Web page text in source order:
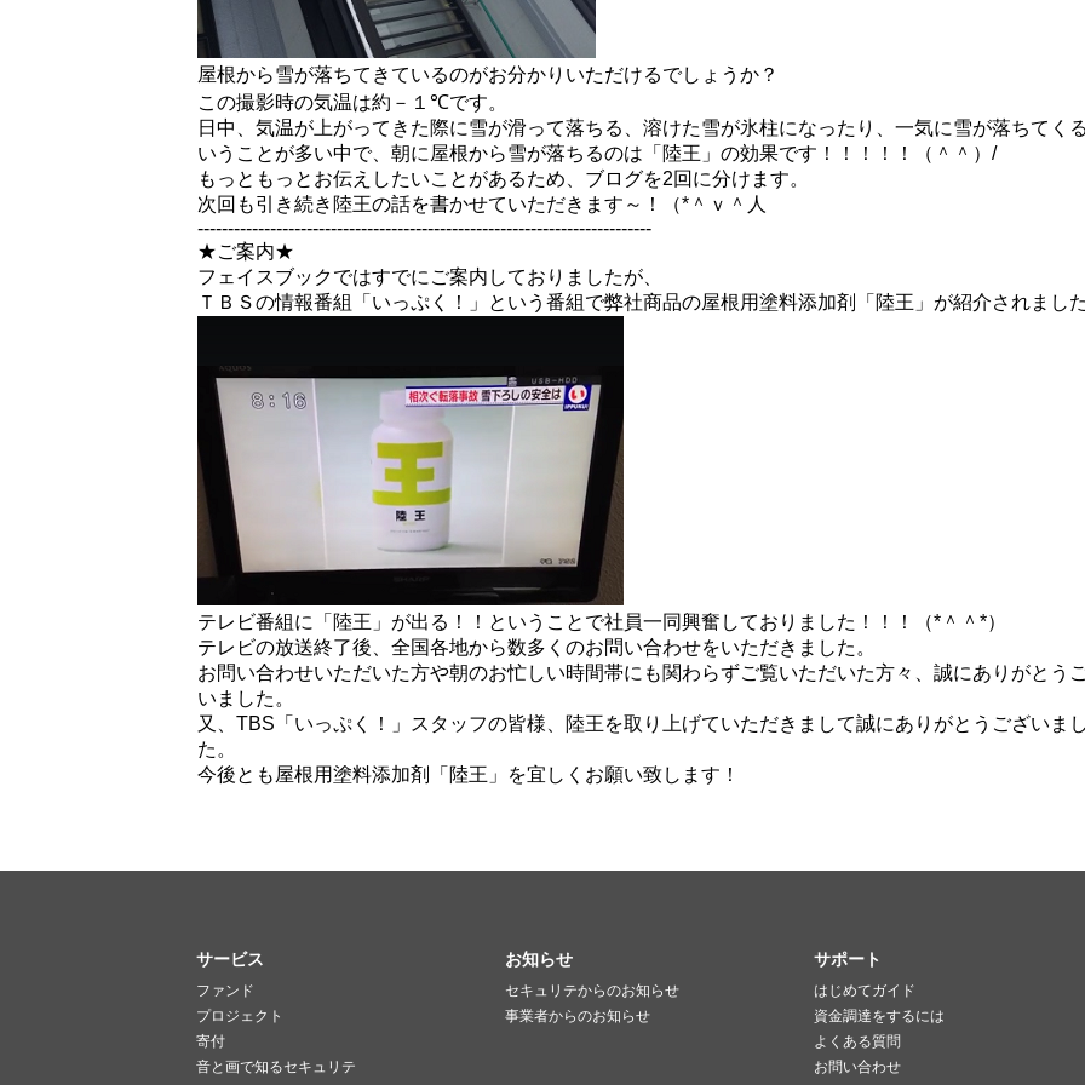
屋根から雪が落ちてきているのがお分かりいただけるでしょうか？
この撮影時の気温は約－１ ℃です。
日中、気温が上がってきた際に雪が滑って落ちる、溶けた雪が氷柱になったり、一気に雪が落ちてく
いうことが多い中で、朝に屋根から雪が落ちるのは「陸王」の効果です！！！！！（＾＾） /
もっともっとお伝えしたいことがあるため、ブログを2回に分けます。
次回も引き続き陸王の話を書かせていただきます～！（* ＾ｖ＾人
---------------------------------------------------------------------------
★ご案内★
フェイスブックではすでにご案内しておりましたが、
ＴＢＳの情報番組「いっぷく！」という番組で弊社商品の屋根用塗料添加剤「陸王」が紹介されました
テレビ番組に「陸王」が出る！！ということで社員一同興奮しておりました！！！（*＾＾*）
テレビの放送終了後、全国各地から数多くのお問い合わせをいただきました。
お問い合わせいただいた方や朝のお忙しい時間帯にも関わらずご覧いただいた方々、誠にありがとう
いました。
又、TBS「いっぷく！」スタッフの皆様、陸王を取り上げていただきまして誠にありがとうございまし
た。
今後とも屋根用塗料添加剤「陸王」を宜しくお願い致します！
サービス
ファンド
プロジェクト
寄付
音と画で知るセキュリテ
お知らせ
セキュリテからのお知らせ
事業者からのお知らせ
サポート
はじめてガイド
資金調達をするには
よくある質問
お問い合わせ